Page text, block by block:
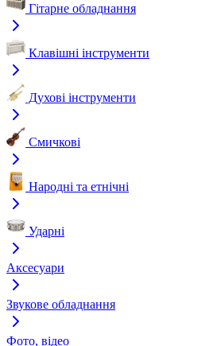
Гітарне обладнання
Клавішні інструменти
Духові інструменти
Смичкові
Народні та етнічні
Ударні
Аксесуари
Звукове обладнання
Фото, відео